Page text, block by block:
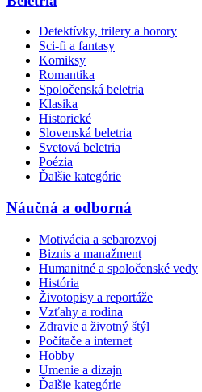
Detektívky, trilery a horory
Sci-fi a fantasy
Komiksy
Romantika
Spoločenská beletria
Klasika
Historické
Slovenská beletria
Svetová beletria
Poézia
Ďalšie kategórie
Náučná a odborná
Motivácia a sebarozvoj
Biznis a manažment
Humanitné a spoločenské vedy
História
Životopisy a reportáže
Vzťahy a rodina
Zdravie a životný štýl
Počítače a internet
Hobby
Umenie a dizajn
Ďalšie kategórie